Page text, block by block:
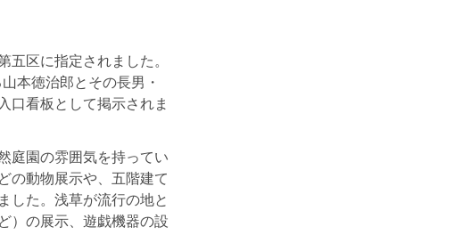
区に指定されました。
本徳治郎とその長男・
口看板として掲示されま
庭園の雰囲気を持ってい
の動物展示や、五階建て
した。浅草が流行の地と
）の展示、遊戯機器の設